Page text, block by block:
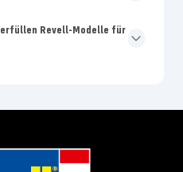
Revell-Modelle für